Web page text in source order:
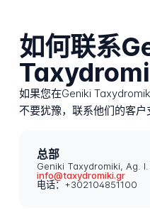
如何联系
如果您在Geniki
不要犹豫，联系他们的客户
总部
Geniki Taxydromiki, Ag.
info@taxydromiki.gr
电话：+302104851100